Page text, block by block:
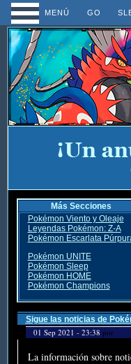
MENÚ GO
Más Secciones
Pokémon Viento y Oleaje
Leyendas Pokémon: Z-A
Pokémon Escarlata
Pokémon UNITE
Pokémon Sleep
Pokémon HOME
Pokémon Champions
Sigue las noticias de
01 Sep 2021 - 23:38 por
La información sobre